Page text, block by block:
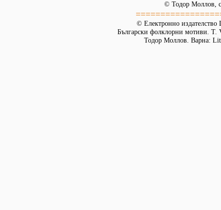
© Тодор Моллов,
© Електронно издателство
Български фолклорни мотиви.
Тодор Моллов. Варна: